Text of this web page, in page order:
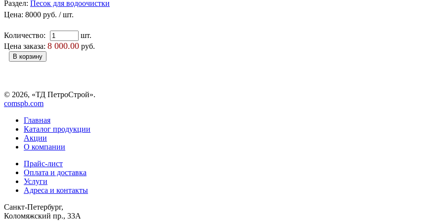
Раздел: Песок для водоочистки
Цена: 8000 руб. / шт.
Количество:
шт.
Цена заказа: 8 000.00 руб.
© 2026, «ТД ПетроСтрой».
comspb.com
Главная
Каталог продукции
Акции
О компании
Прайс-лист
Оплата и доставка
Услуги
Адреса и контакты
Санкт-Петербург,
Коломяжский пр., 33А